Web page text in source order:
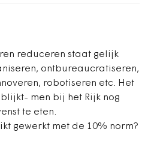
reduceren staat gelijk
ontbureaucratiseren,
robotiseren etc. Het
men bij het Rijk nog
te eten.
gewerkt met de 10% norm?